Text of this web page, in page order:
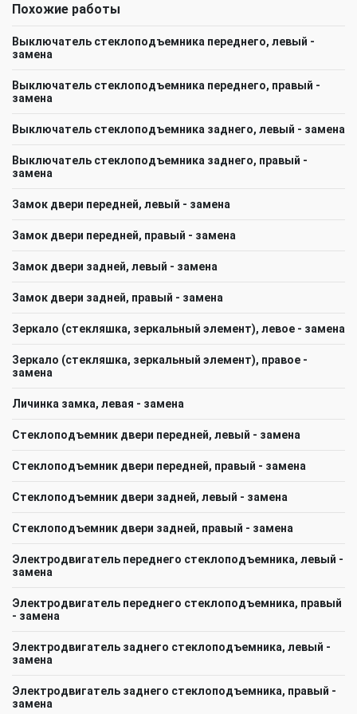
Похожие работы
Выключатель стеклоподъемника переднего, левый -
замена
Выключатель стеклоподъемника переднего, правый -
замена
Выключатель стеклоподъемника заднего, левый - замена
Выключатель стеклоподъемника заднего, правый -
замена
Замок двери передней, левый - замена
Замок двери передней, правый - замена
Замок двери задней, левый - замена
Замок двери задней, правый - замена
Зеркало (стекляшка, зеркальный элемент), левое - замена
Зеркало (стекляшка, зеркальный элемент), правое -
замена
Личинка замка, левая - замена
Стеклоподъемник двери передней, левый - замена
Стеклоподъемник двери передней, правый - замена
Стеклоподъемник двери задней, левый - замена
Стеклоподъемник двери задней, правый - замена
Электродвигатель переднего стеклоподъемника, левый -
замена
Электродвигатель переднего стеклоподъемника, правый
- замена
Электродвигатель заднего стеклоподъемника, левый -
замена
Электродвигатель заднего стеклоподъемника, правый -
замена